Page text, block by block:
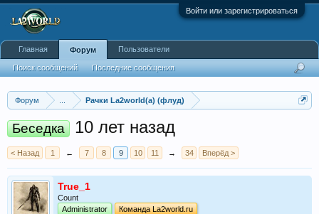
Войти или зарегистрироваться
Форум Рачки La2world(a) (флуд)
Беседка 10 лет назад
< Назад 1 ← 7 8 9 10 11 → 34 Вперёд >
True_1
Count
Administrator
Команда La2world.ru
Главная Форум
Поиск сообщений Последние сообщения
Пользователи